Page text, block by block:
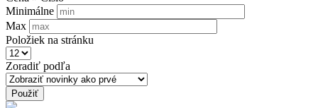
Minimálne
Max
Položiek na stránku
Zoradiť podľa
Použiť